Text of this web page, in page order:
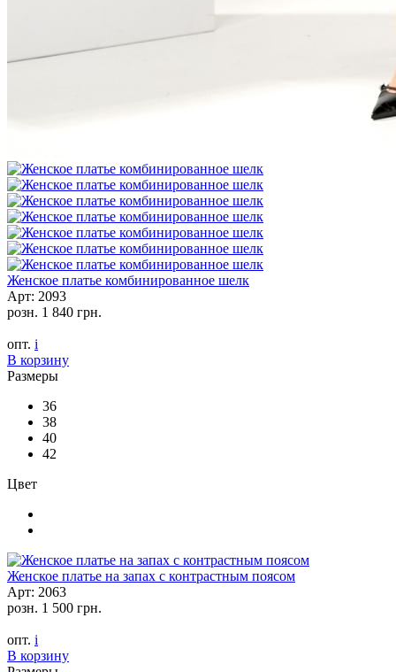
Женское платье комбинированное шелк
Арт: 2093
розн. 1 840 грн.
опт. i
В корзину
Размеры
36
38
40
42
Цвет
Женское платье на запах с контрастным поясом
Арт: 2063
розн. 1 500 грн.
опт. i
В корзину